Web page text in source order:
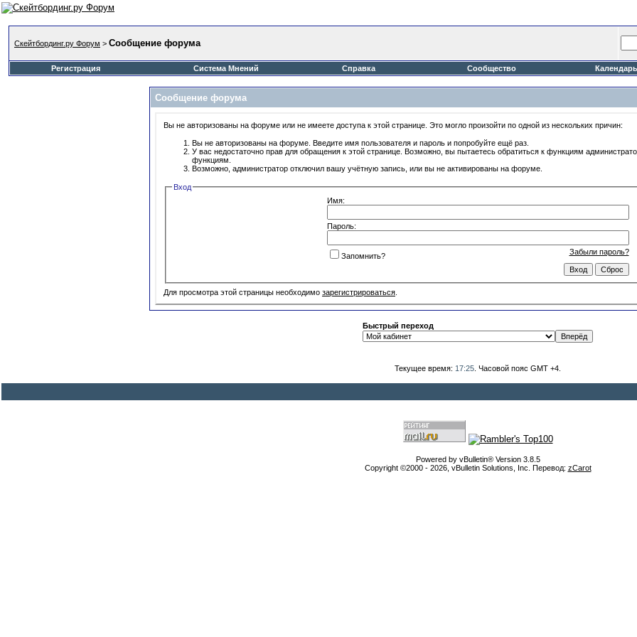
Скейтбординг.ру Форум > Сообщение форума
Регистрация
Система Мнений Справка Сообщество Календарь
Сообщение форума
Вы не авторизованы на форуме или не имеете доступа к этой странице. Это могло произойти по одной из нескольких причин:
Вы не авторизованы на форуме. Введите имя пользователя и пароль и попробуйте ещё раз.
У вас недостаточно прав для обращения к этой странице. Возможно, вы пытаетесь обратиться к функциям
функциям.
Возможно, администратор отключил вашу учётную запись, или вы не активированы на форуме.
Вход
Имя:
Пароль:
Забыли пароль?
Запомнить?
Для просмотра этой страницы необходимо зарегистрироваться
Быстрый переход
Текущее время: 17:25 . Часовой пояс GMT +4.
Powered by vBulletin® Version 3.8.5
Copyright ©2000 - 2026, vBulletin Solutions, Inc. Перевод: zCarot